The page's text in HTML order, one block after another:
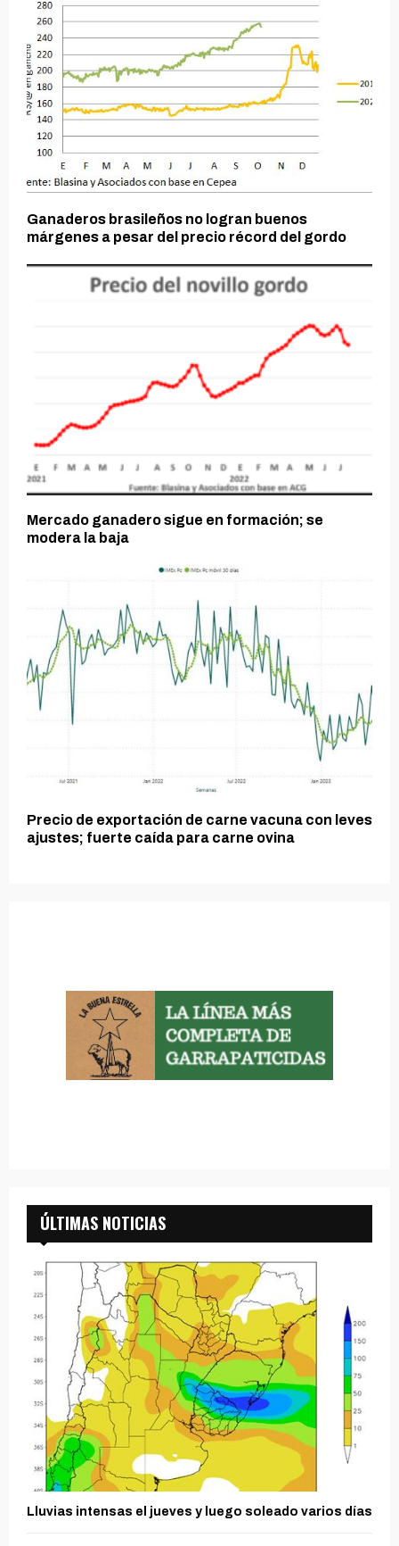
Ganaderos brasileños no logran buenos
márgenes a pesar del precio récord del gordo
Mercado ganadero sigue en formación; se
modera la baja
Precio de exportación de carne vacuna con leves
ajustes; fuerte caída para carne ovina
ÚLTIMAS NOTICIAS
Lluvias intensas el jueves y luego soleado varios días